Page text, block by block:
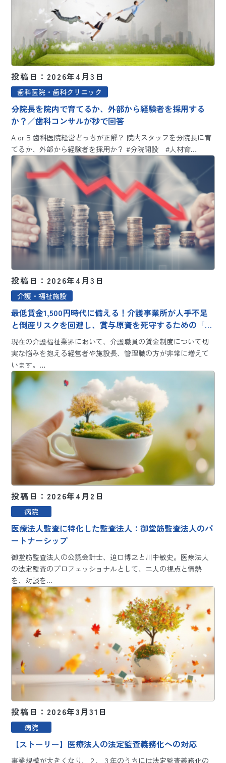
投稿日：2026年4月3日
歯科医院・歯科クリニック
分院長を院内で育てるか、外部から経験者を採用する
か？／歯科コンサルが秒で回答
A or B 歯科医院経営どっちが正解？ 院内スタッフを分院長に育
てるか、外部から経験者を採用か？ #分院開設 #人材育…
投稿日：2026年4月3日
介護・福祉施設
最低賃金1,500円時代に備える！介護事業所が人手不足
と倒産リスクを回避し、賞与原資を死守するための「逆
算型」の賃金制度改革
現在の介護福祉業界において、介護職員の賃金制度について切
実な悩みを抱える経営者や施設長、管理職の方が非常に増えて
います。…
投稿日：2026年4月2日
病院
医療法人監査に特化した監査法人：御堂筋監査法人のパ
ートナーシップ
御堂筋監査法人の公認会計士、迫口博之と川中敏史。医療法人
の法定監査のプロフェッショナルとして、二人の視点と情熱
を、対談を…
投稿日：2026年3月31日
病院
【ストーリー】医療法人の法定監査義務化への対応
事業規模が大きくなり、２，３年のうちには法定監査義務化の